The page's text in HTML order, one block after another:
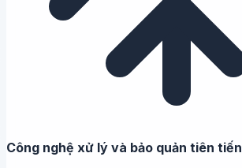
Công nghệ xử lý và bảo quản tiên tiến